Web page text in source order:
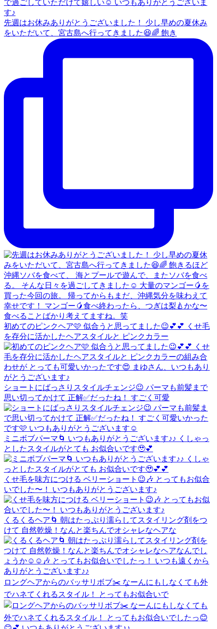
先週はお休みありがとうございました！ 少し早めの夏休み
をいただいて、宮古島へ行ってきました😆🌈 飽き
初めてのピンクヘア🩷 似合うと思ってました😉💕💕 くせ毛
を存分に活かしたヘアスタイルと ピンクカラー
ショートにばっさりスタイルチェンジ😉 パーマも前髪まで
思い切ってかけて 正解✅だったね！ すごく可愛
ミニボブパーマ🌀 いつもありがとうございます♪♪ くしゃっ
としたスタイルがとても お似合いです🥹💕
くせ毛を味方につける ベリーショート😉🎶 とってもお似合
いでした〜！ いつもありがとうございます♪
くるくるヘア🌀 朝はたっぷり濡らしてスタイリング剤をつ
けて 自然乾燥！なんと楽ちんでオシャレなヘアな
ロングヘアからのバッサリボブ✂️ なーんにもしなくても外
でハネてくれるスタイル！ とってもお似合いで